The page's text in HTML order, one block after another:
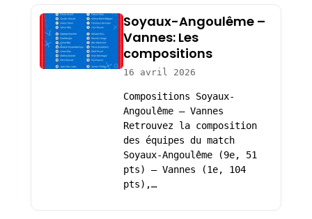
Soyaux-Angoulême –
Vannes: Les
compositions
16 avril 2026
Compositions Soyaux-
Angoulême – Vannes
Retrouvez la composition
des équipes du match
Soyaux-Angoulême (9e, 51
pts) – Vannes (1e, 104
pts),…